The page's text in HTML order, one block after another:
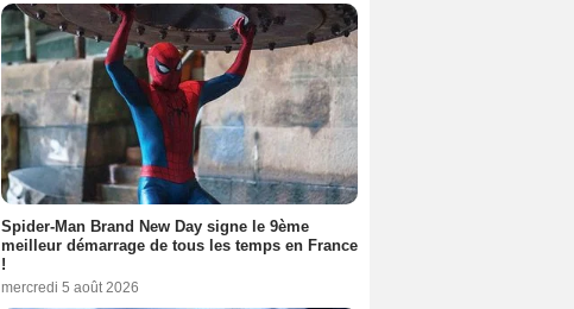
Spider-Man Brand New Day signe le 9ème
meilleur démarrage de tous les temps en France
!
mercredi 5 août 2026